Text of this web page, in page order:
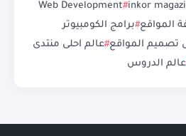
inkor
Web Development
المواقع برامج الكومبيوتر
تصميم المواقع عالم احلى منتدى
عالم الدروس